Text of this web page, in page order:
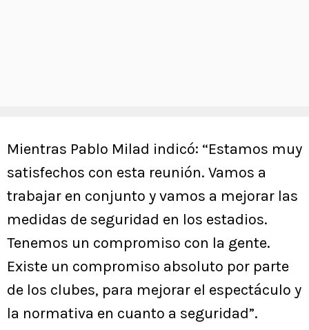
Mientras Pablo Milad indicó: “Estamos muy
satisfechos con esta reunión. Vamos a
trabajar en conjunto y vamos a mejorar las
medidas de seguridad en los estadios.
Tenemos un compromiso con la gente.
Existe un compromiso absoluto por parte
de los clubes, para mejorar el espectáculo y
la normativa en cuanto a seguridad”.